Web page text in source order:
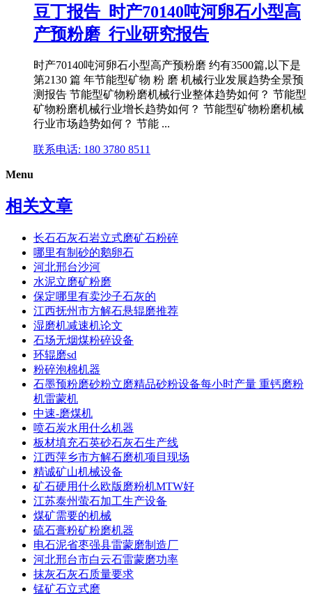
豆丁报告_时产70140吨河卵石小型高
产预粉磨_行业研究报告
时产70140吨河卵石小型高产预粉磨 约有3500篇,以下是
第2130 篇 年节能型矿物 粉 磨 机械行业发展趋势全景预
测报告 节能型矿物粉磨机械行业整体趋势如何？ 节能型
矿物粉磨机械行业增长趋势如何？ 节能型矿物粉磨机械
行业市场趋势如何？ 节能 ...
联系电话: 180 3780 8511
Menu
相关文章
长石石灰石岩立式磨矿石粉碎
哪里有制砂的鹅卵石
河北邢台沙河
水泥立磨矿粉磨
保定哪里有卖沙子石灰的
江西抚州市方解石悬辊磨推荐
湿磨机减速机论文
石场无烟煤粉碎设备
环辊磨sd
粉碎泡棉机器
石墨预粉磨砂粉立磨精品砂粉设备每小时产量 重钙磨粉
机雷蒙机
中速-磨煤机
喷石炭水用什么机器
板材填充石英砂石灰石生产线
江西萍乡市方解石磨机项目现场
精诚矿山机械设备
矿石硬用什么欧版磨粉机MTW好
江苏泰州萤石加工生产设备
煤矿需要的机械
硫石膏粉矿粉磨机器
电石泥省枣强县雷蒙磨制造厂
河北邢台市白云石雷蒙磨功率
抹灰石灰石质量要求
锰矿石立式磨